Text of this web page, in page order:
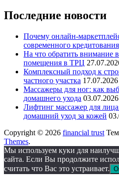
Последние новости
Почему онлайн-
современного кредитования
На что обратить внимание
помещения в ТРЦ
Комплексный подход к
частного участка 17.07.2026
Массажеры для ног: как
домашнего ухода 03.07.2026
Лифтинг массажер для
домашний уход за кожей
Copyright © 2026 financial trust
Themes.
Мы используем куки для
сайта. Если Вы продолжите
считать что Вас это устраивает.